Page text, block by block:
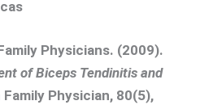
Physicians. (2009).
of Biceps Tendinitis and
Physician, 80(5),